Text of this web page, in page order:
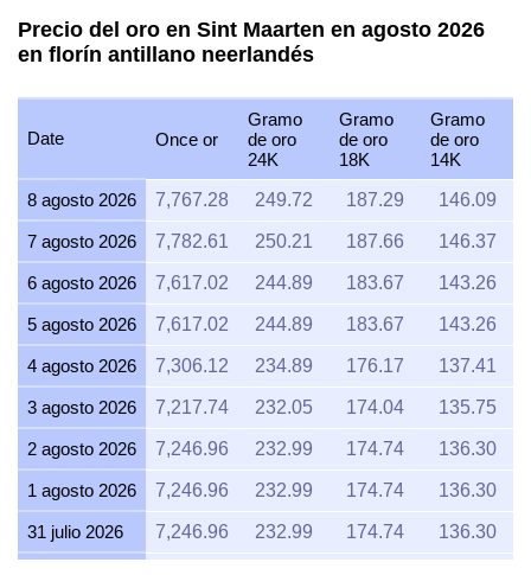
Precio del oro en Sint Maarten en agosto 2026
en florín antillano neerlandés
Date Once or
Gramo
de oro
24K
Gramo
de oro
18K
Gramo
de oro
14K
8 agosto 2026
7,767.28 249.72 187.29 146.09
7 agosto 2026 7,782.61 250.21 187.66 146.37
6 agosto 2026 7,617.02 244.89 183.67 143.26
5 agosto 2026 7,617.02 244.89 183.67 143.26
4 agosto 2026 7,306.12 234.89 176.17 137.41
3 agosto 2026 7,217.74 232.05 174.04 135.75
2 agosto 2026 7,246.96 232.99 174.74 136.30
1 agosto 2026 7,246.96 232.99 174.74 136.30
31 julio 2026 7,246.96 232.99 174.74 136.30